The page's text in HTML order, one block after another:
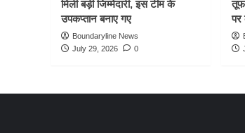
मिली बड़ी जिम्मेदारी, इस टीम के
उपकप्तान बनाए गए
Boundaryline News
July 29, 2026
0
पर